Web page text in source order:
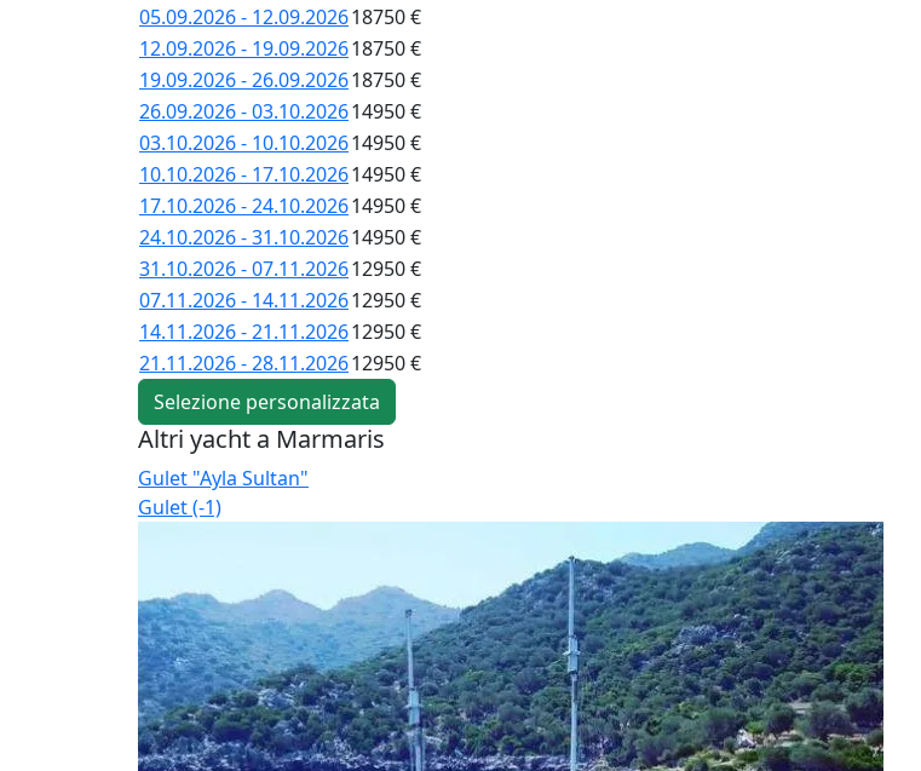
05.09.2026 - 12.09.202618750 €
12.09.2026 - 19.09.202618750 €
19.09.2026 - 26.09.202618750 €
26.09.2026 - 03.10.202614950 €
03.10.2026 - 10.10.202614950 €
10.10.2026 - 17.10.202614950 €
17.10.2026 - 24.10.202614950 €
24.10.2026 - 31.10.202614950 €
31.10.2026 - 07.11.202612950 €
07.11.2026 - 14.11.202612950 €
14.11.2026 - 21.11.202612950 €
21.11.2026 - 28.11.202612950 €
Selezione personalizzata
Altri yacht a Marmaris
Gulet "Ayla Sultan"
Gulet (-1)